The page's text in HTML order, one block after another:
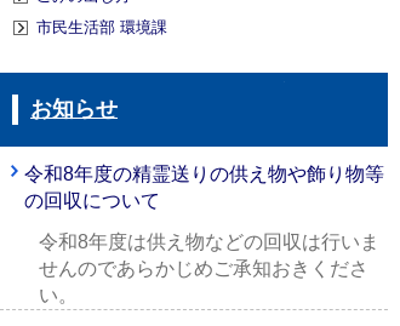
市民生活部 環境課
お知らせ
令和8年度の精霊送りの供え物や飾り物等
の回収について
令和8年度は供え物などの回収は行いま
せんのであらかじめご承知おきくださ
い。